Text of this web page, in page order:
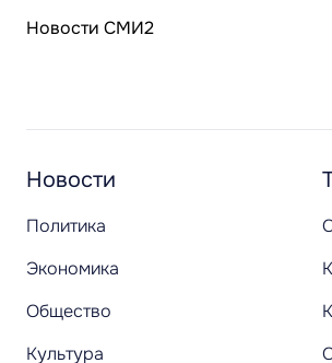
Новости СМИ2
Новости
Политика
Экономика
Общество
Культура